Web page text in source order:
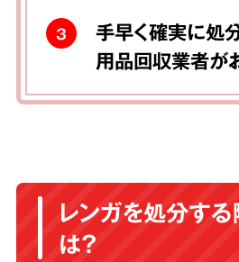
3
手早く確実に処
用品回収業者が
レンガを処分す
は？